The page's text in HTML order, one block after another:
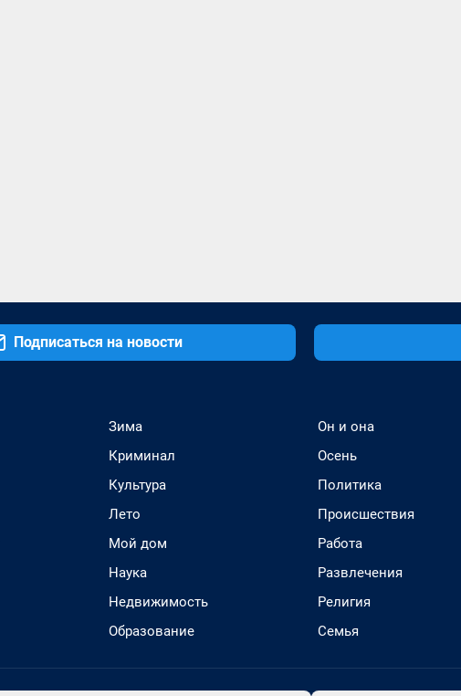
Подписаться на новости
Зима
Криминал
Культура
Лето
Мой дом
Наука
Недвижимость
Образование
Он и она
Осень
Политика
Происшествия
Работа
Развлечения
Религия
Семья